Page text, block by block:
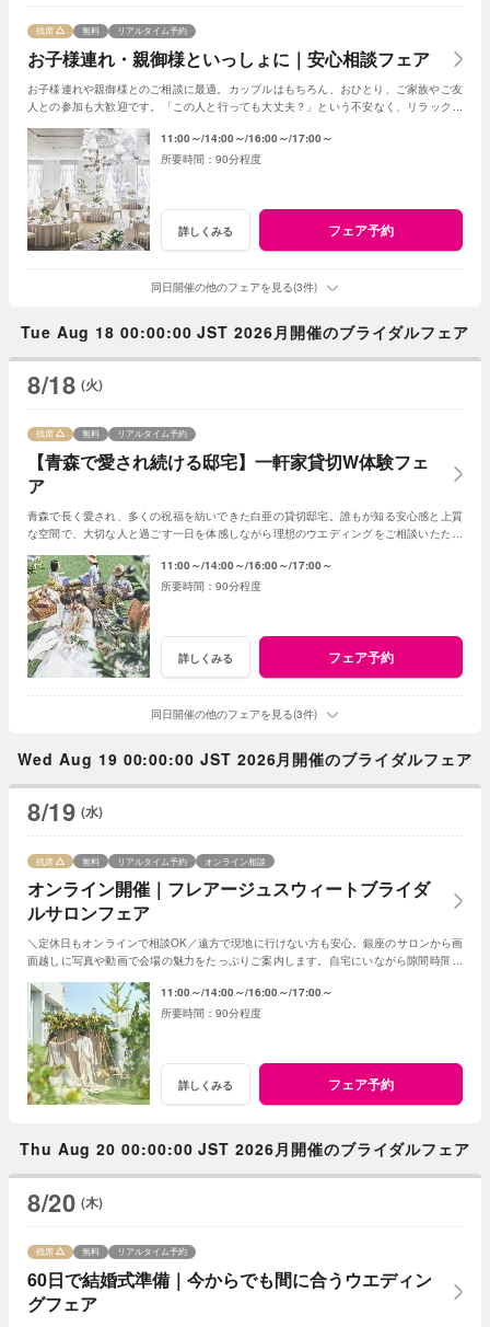
お子様連れ・親御様といっしょに｜安心相談フェア
残席 無料 リアルタイム予約
お子様連れや親御様とのご相談に最適。カップルはもちろん、おひとり、ご家族やご友
人との参加も大歓迎です。「この人と行っても大丈夫？」という不安なく、リラックス
11:00～ 14:00～ 16:00～ 17:00～
90分程度
詳しくみる フェア予約
同日開催の他のフェアを見る(3件)
Tue Aug 18 00:00:00 JST 2026月開催のブライダルフェア
8/18 (火)
【青森で愛され続ける邸宅】一軒家貸切W体験フェ
ア
残席 無料 リアルタイム予約
青森で長く愛され、多くの祝福を紡いできた白亜の貸切邸宅。誰もが知る安心感と上質
な空間で、大切な人と過ごす一日を体感しながら理想のウエディングをご相談いただけ
11:00～ 14:00～ 16:00～ 17:00～
90分程度
詳しくみる フェア予約
同日開催の他のフェアを見る(3件)
Wed Aug 19 00:00:00 JST 2026月開催のブライダルフェア
8/19 (水)
オンライン開催｜フレアージュスウィートブライダ
ルサロンフェア
残席 無料 リアルタイム予約 オンライン相談
＼定休日もオンラインで相談OK／遠方で現地に行けない方も安心。銀座のサロンから画
面越しに写真や動画で会場の魅力をたっぷりご案内します。自宅にいながら隙間時間で
11:00～ 14:00～ 16:00～ 17:00～
90分程度
詳しくみる フェア予約
Thu Aug 20 00:00:00 JST 2026月開催のブライダルフェア
8/20 (木)
60日で結婚式準備｜今からでも間に合うウエディン
グフェア
残席 無料 リアルタイム予約